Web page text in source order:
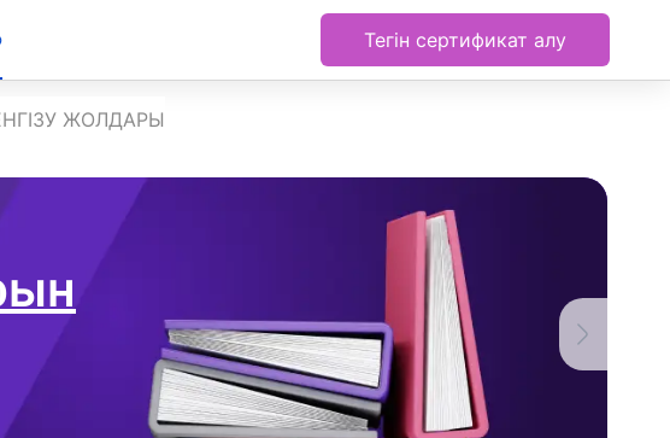
Тегін сертификат алу
ЖОЛДАРЫ